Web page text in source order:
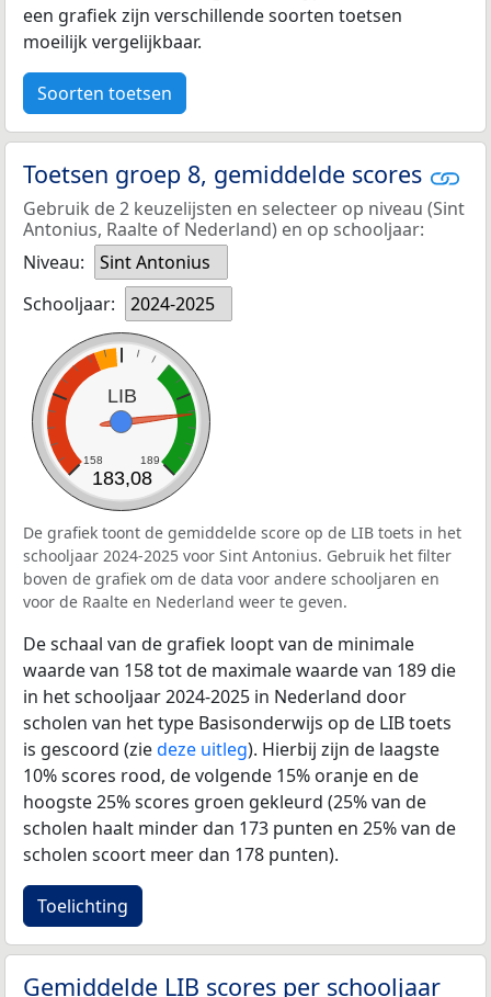
een grafiek zijn verschillende soorten toetsen
moeilijk vergelijkbaar.
Soorten toetsen
Toetsen groep 8, gemiddelde scores
Gebruik de 2 keuzelijsten en selecteer op niveau (Sint
Antonius, Raalte of Nederland) en op schooljaar:
Niveau:
Sint Antonius
Schooljaar:
2024-2025
LIB
158 189
183,08
De grafiek toont de gemiddelde score op de LIB toets in het
schooljaar 2024-2025 voor Sint Antonius. Gebruik het filter
boven de grafiek om de data voor andere schooljaren en
voor de Raalte en Nederland weer te geven.
De schaal van de grafiek loopt van de minimale
waarde van 158 tot de maximale waarde van 189 die
in het schooljaar 2024-2025 in Nederland door
scholen van het type Basisonderwijs op de LIB toets
is gescoord (ziedeze uitleg). Hierbij zijn de laagste
10% scores rood, de volgende 15% oranje en de
hoogste 25% scores groen gekleurd (25% van de
scholen haalt minder dan 173 punten en 25% van de
scholen scoort meer dan 178 punten).
Toelichting
Gemiddelde LIB scores per schooljaar